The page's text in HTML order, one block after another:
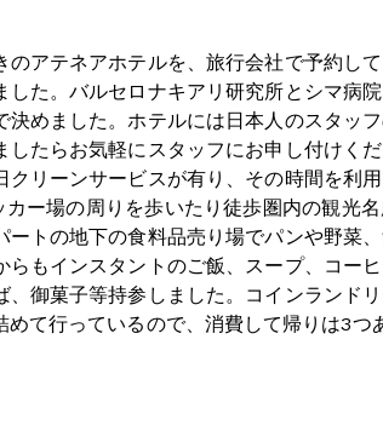
アテネアホテルを、旅行会社で予約し
た。バルセロナキアリ研究所とシマ病
めました。ホテルには日本人のスタッ
たらお気軽にスタッフにお申し付けく
リーンサービスが有り、その時間を利
ー場の周りを歩いたり徒歩圏内の観光
トの地下の食料品売り場でパンや野菜
もインスタントのご飯、スープ、コー
御菓子等持参しました。コインランド
て行っているので、消費して帰りは3